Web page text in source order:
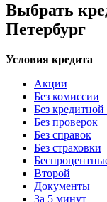
Выбрать
Петербург
Условия кредита
Акции
Без комиссии
Без
Без проверок
Без справок
Без страховки
Второй
Документы
За 5 минут